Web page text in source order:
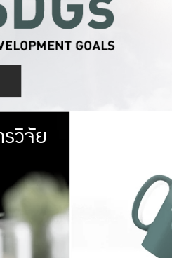
วิทยาลัย
มีพื้นที่เขียวสดใส หนาแน่น
ในเมือง (URBAN FOREST)
AGRICULTURE)
วมกันได้ประมาณ 1,400 ไร่
วิจัย